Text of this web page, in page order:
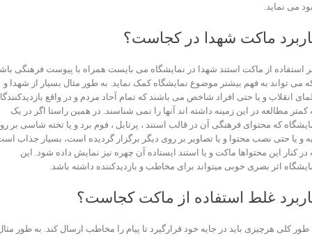
می نماید.
ماکت شهدا در کجاست؟
استفاده از ماکت استند شهدا در نمایشگاه می بایست همراه با پیوست فرهنگی
می تواند به فهم بیشتر موضوع نمایشگاه کمک نماید. به طور مثال بسیار از شهدا و
انقلاب و یا حتی افراد شاخص می باشند که تمام آحاد مردم و در واقع
کمتر مطالعه در این زمینه داشته اند آنها را نمی شناسند. در همین راستا اگر در یک
که محتوای فرهنگی آن در قالب استند ، پرتابل ، فوم برد و یا تخته شاسی بر
و یا حتی نصب محتوا و یا تصاویر بر روی دیگر برگزار گردیده است، بسیار جذاب
در کنار این محتواها ماکت و یا استند ایستاده آن چهره نیز نمایش داده شود. این
اثر بصری خوبی میتواند برای مخاطب و بازدیدکننده داشته باشد.
غلط استفاده از ماکت کجاست؟
طور کلی هرچیزی باید در جایه خود قرارگیرد تا پیام را مخاطب ارسال کند. به طور